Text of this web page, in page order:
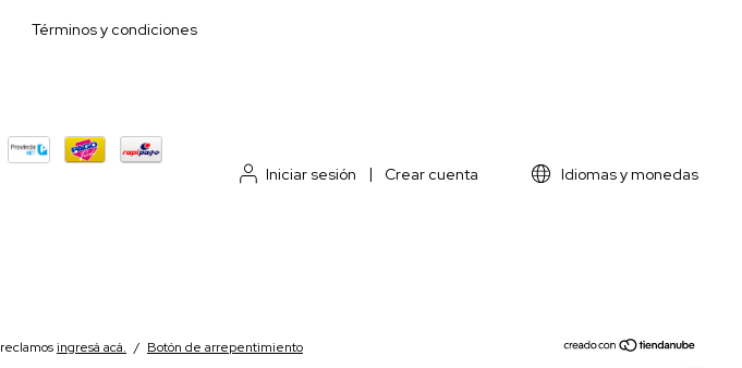
Términos y condiciones
Iniciar sesión | Crear cuenta Idiomas y monedas
ingresá acá. / Botón de arrepentimiento